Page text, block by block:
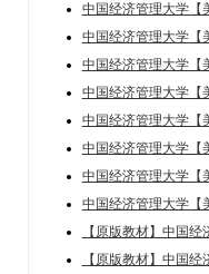
中国经济管理大学【
中国经济管理大学【
中国经济管理大学【
中国经济管理大学【
中国经济管理大学【
中国经济管理大学【
中国经济管理大学【
中国经济管理大学【
【原版教材】中国
【原版教材】中国